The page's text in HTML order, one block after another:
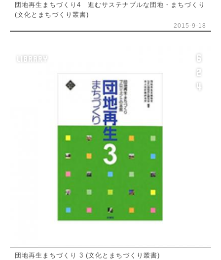
団地再生まちづくり4 進むサステナブルな団地・まちづくり
(文化とまちづくり叢書)
2015-9-18
LIBRARY
6
2
4
団地再生まちづくり 3 (文化とまちづくり叢書)